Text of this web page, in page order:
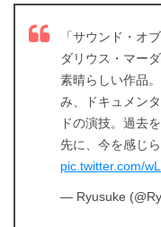
「サウンド・オ
ダリウス・マー
素晴らしい作品
み、ドキュメン
ドの演技。過去
先に、今を感じ
pic.twitter.com/
— Ryusuke